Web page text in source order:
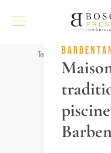
Tous les biens